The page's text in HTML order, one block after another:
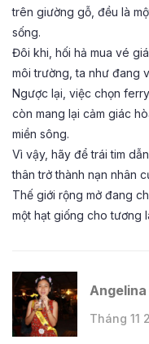
trên giường gỗ, đều là
sống.
Đôi khi, hối hả mua vé
môi trường, ta như đang
Ngược lại, việc chọn
còn mang lại cảm giác
miền sông.
Vì vậy, hãy để trái tim
thân trở thành nạn nhân
Thế giới rộng mở đang
một hạt giống cho tương
Tháng 11